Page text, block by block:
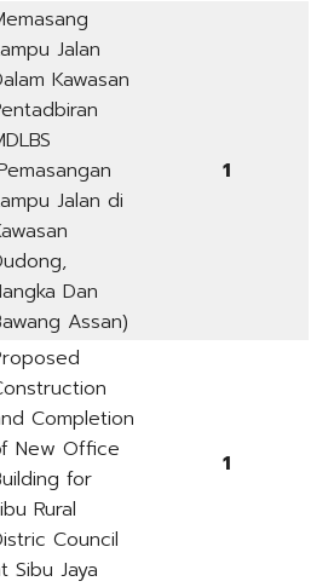
Jalan
Kawasan
Jalan di
Dan
Assan)
1
Completion
New Office
for
Rural
Council
Sibu Jaya
1